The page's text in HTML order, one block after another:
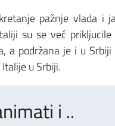
pažnje vlada i
su se već
a podržana je i u
u Srbiji.
i ..